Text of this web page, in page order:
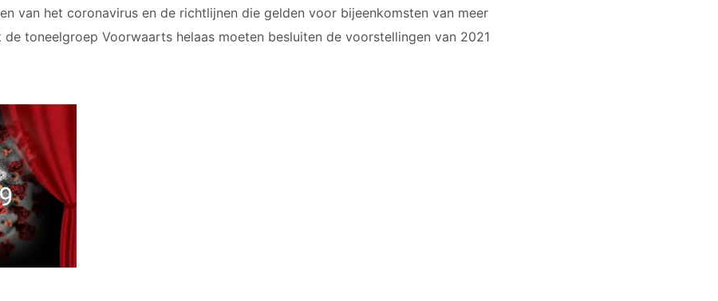
van het coronavirus en de richtlijnen die gelden voor bijeenkomsten van meer
de toneelgroep Voorwaarts helaas moeten besluiten de voorstellingen van 2021